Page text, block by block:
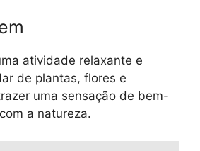
atividade relaxante e
de plantas, flores e
uma sensação de bem-
a natureza.